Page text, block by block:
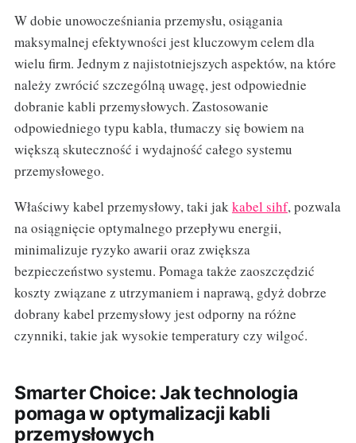
W dobie unowocześniania przemysłu, osiągania
maksymalnej efektywności jest kluczowym celem dla
wielu firm. Jednym z najistotniejszych aspektów, na które
należy zwrócić szczególną uwagę, jest odpowiednie
dobranie kabli przemysłowych. Zastosowanie
odpowiedniego typu kabla, tłumaczy się bowiem na
większą skuteczność i wydajność całego systemu
przemysłowego.
Właściwy kabel przemysłowy, taki jakkabel sihf, pozwala
na osiągnięcie optymalnego przepływu energii,
minimalizuje ryzyko awarii oraz zwiększa
bezpieczeństwo systemu. Pomaga także zaoszczędzić
koszty związane z utrzymaniem i naprawą, gdyż dobrze
dobrany kabel przemysłowy jest odporny na różne
czynniki, takie jak wysokie temperatury czy wilgoć.
Smarter Choice: Jak technologia
pomaga w optymalizacji kabli
przemysłowych